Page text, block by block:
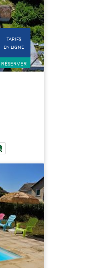
TARIFS
EN LIGNE
RÉSERVER